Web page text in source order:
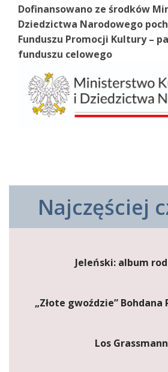
Dofinansowano ze środków
Dziedzictwa Narodowego
Funduszu Promocji Kultury –
funduszu celowego
Najczęściej
Jeleński: album
„Złote gwoździe”
Los